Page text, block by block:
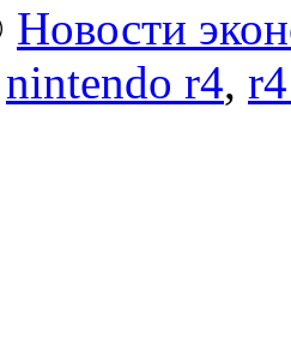
Новости
nintendo r4,